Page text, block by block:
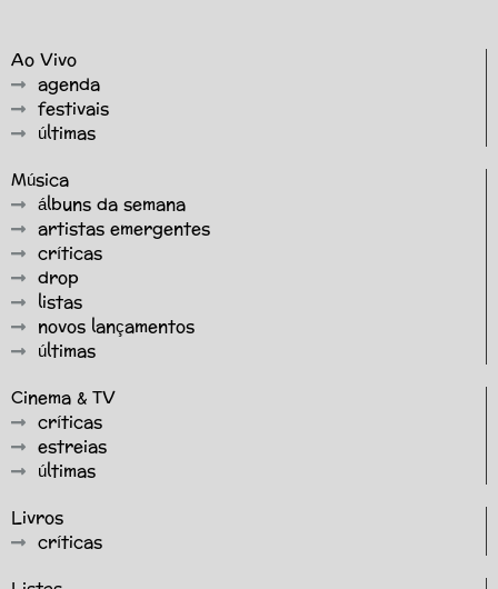
Ao Vivo
agenda
festivais
últimas
Música
álbuns da semana
artistas emergentes
críticas
drop
listas
novos lançamentos
últimas
Cinema & TV
críticas
estreias
últimas
Livros
críticas